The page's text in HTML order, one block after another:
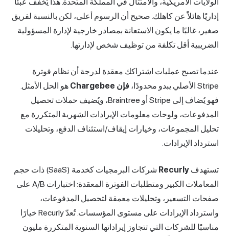
الولايات الأمريكية، والامتثال في المملكة المتحدة. هذا يُخفف عبئًا
إداريًا هائلاً عن كاهلك. صحيح أن الرسوم أعلى، لكن بالنسبة لفريق
صغير، غالبًا ما يكون الاستعانة بمصادر خارجية لإدارة المسؤولية
الضريبية أقل تكلفة من توظيف شخص لإدارتها.
عندما تصبح عمليات اشتراكك معقدة لدرجة أن نظام فوترة
Stripe الأصلي يبدو محدودًا،
فإن Chargebee
هو الحل الأمثل.
فهو يُضاف إلى Stripe أو Braintree، ويُضيف حملات تحصيل
المدفوعات، ولوحات معلومات الإيرادات الشهرية المتكررة مع
تحليل المجموعات، وخيارات إيقاف/استئناف الدفع، وتحليلات
استرداد الإيرادات.
تستهدف Recurly
شركات البرمجيات كخدمة (SaaS) ذات حجم
المعاملات الكبير ومتطلبات الفوترة المعقدة: اختبارات A/B على
صفحات التسعير، وتحليلات معمقة لتحصيل المدفوعات،
واسترداد الإيرادات على مستوى المؤسسات. تُعدّ Recurly خيارًا
مناسبًا للشركات التي تتجاوز إيراداتها السنوية المتكررة مليون